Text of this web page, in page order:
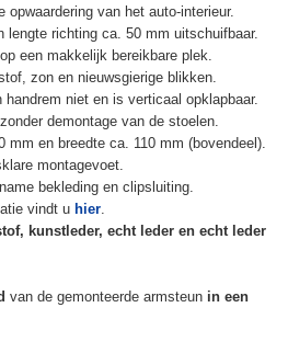
opwaardering van het auto-interieur.
lengte richting ca. 50 mm uitschuifbaar.
een makkelijk bereikbare plek.
zon en nieuwsgierige blikken.
niet en is verticaal opklapbaar.
demontage van de stoelen.
mm en breedte ca. 110 mm (bovendeel).
montagevoet.
bekleding en clipsluiting.
vindt u hier.
kunstleder, echt leder en echt leder
van de gemonteerde armsteun in een